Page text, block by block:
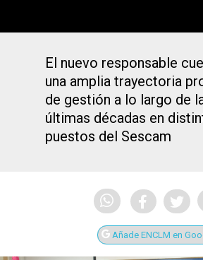
El nuevo responsable
una amplia trayectoria
de gestión a lo largo de
últimas décadas en
puestos del Sescam
Añade ENCLM en